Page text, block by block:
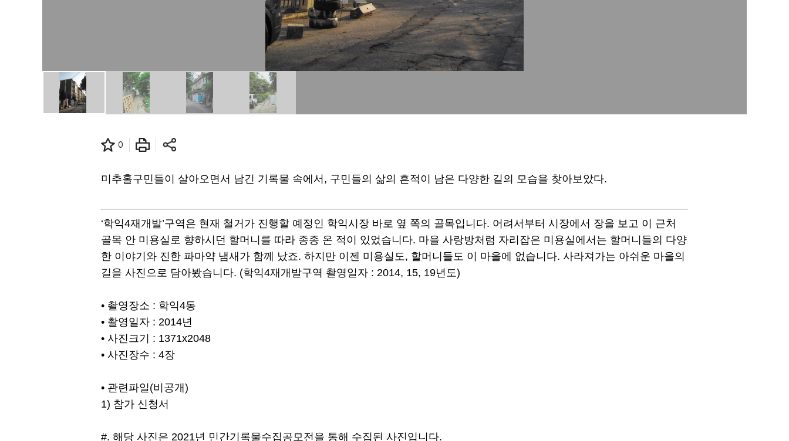
0
미추홀구민들이 살아오면서 남긴 기록물 속에서, 구민들의 삶의 흔적이 남은 다양한 길의 모습을 찾아보았다.
‘학익4재개발’구역은 현재 철거가 진행할 예정인 학익시장 바로 옆 쪽의 골목입니다. 어려서부터 시장에서 장을 보고 이 근처
골목 안 미용실로 향하시던 할머니를 따라 종종 온 적이 있었습니다. 마을 사랑방처럼 자리잡은 미용실에서는 할머니들의 다양
한 이야기와 진한 파마약 냄새가 함께 났죠. 하지만 이젠 미용실도, 할머니들도 이 마을에 없습니다. 사라져가는 아쉬운 마을의
길을 사진으로 담아봤습니다. (학익4재개발구역 촬영일자 : 2014, 15, 19년도)
• 촬영장소 : 학익4동
• 촬영일자 : 2014년
• 사진크기 : 1371x2048
• 사진장수 : 4장
• 관련파일(비공개)
1) 참가 신청서
#. 해당 사진은 2021년 민간기록물수집공모전을 통해 수집된 사진입니다.